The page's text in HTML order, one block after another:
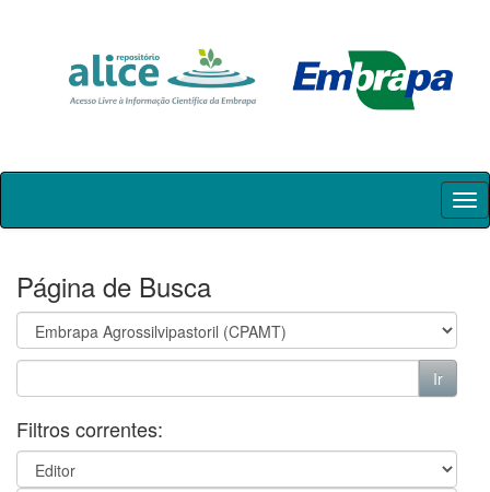
Skip
Página de Busca
Filtros correntes: